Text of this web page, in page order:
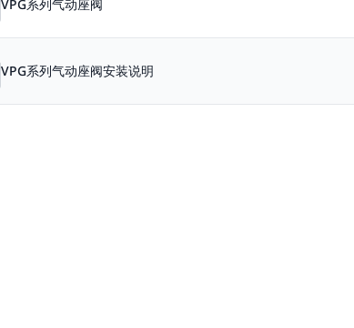
VPG系列气动座阀
VPG系列气动座阀安装说明